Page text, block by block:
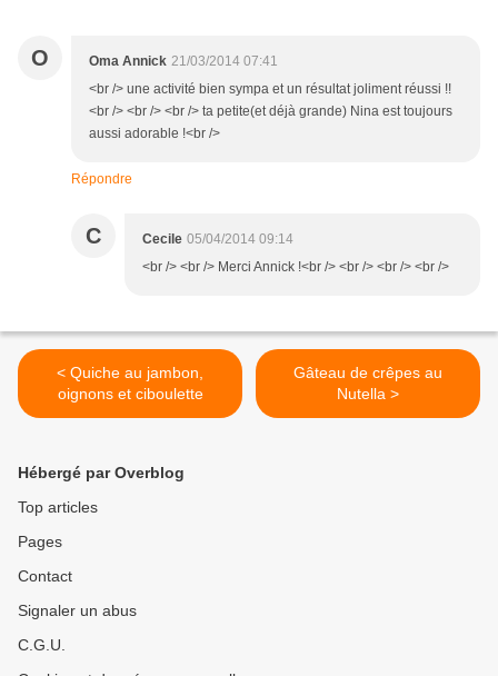
O Oma Annick 21/03/2014 07:41
<br /> une activité bien sympa et un résultat joliment réussi !!
<br /> <br /> <br /> ta petite(et déjà grande) Nina est toujours
aussi adorable !<br />
Répondre
C Cecile 05/04/2014 09:14
<br /> <br /> Merci Annick !<br /> <br /> <br /> <br />
< Quiche au jambon,
oignons et ciboulette
Gâteau de crêpes au
Nutella >
Hébergé par Overblog
Top articles
Pages
Contact
Signaler un abus
C.G.U.